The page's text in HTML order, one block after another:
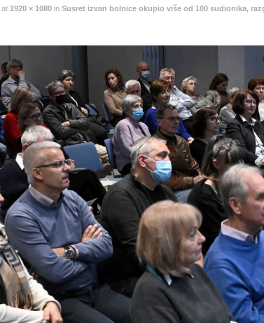
at 1920 × 1080 in Susret izvan bolnice okupio više od 100 sudionika,